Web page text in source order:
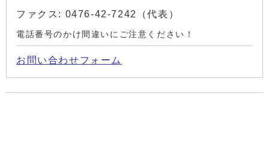
ファクス: 0476-42-7242（代表）
電話番号のかけ間違いにご注意ください！
お問い合わせフォーム